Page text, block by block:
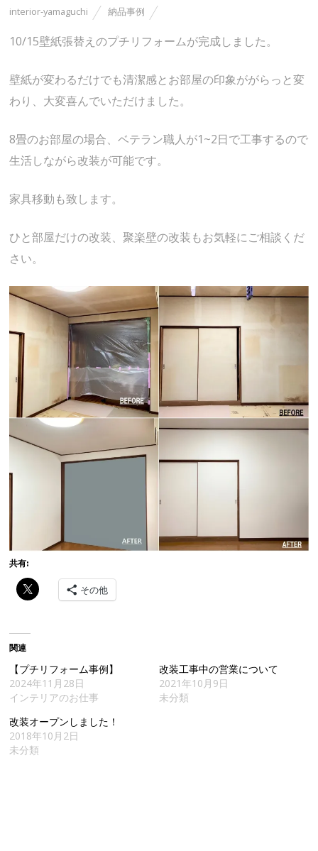
interior-yamaguchi 納品事例
10/15壁紙張替えのプチリフォームが完成しました。
壁紙が変わるだけでも清潔感とお部屋の印象ががらっと変
わり、大変喜んでいただけました。
8畳のお部屋の場合、ベテラン職人が1~2日で工事するので
生活しながら改装が可能です。
家具移動も致します。
ひと部屋だけの改装、聚楽壁の改装もお気軽にご相談くだ
さい。
共有:
その他
関連
【プチリフォーム事例】
2024年11月28日
インテリアのお仕事
改装工事中の営業について
2021年10月9日
未分類
改装オープンしました！
2018年10月2日
未分類